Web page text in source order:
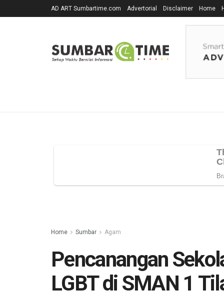
AD ART Sumbartime.com Advertorial Disclaimer Home
Home Sumbar Agam
Pencanangan
LGBT di SMAN 1